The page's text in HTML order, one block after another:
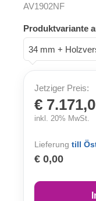
AV1902NF
Produktvariante
34 mm +
Jetziger Preis:
€
inkl. 20% MwSt.
Lieferung till
€ 0,00